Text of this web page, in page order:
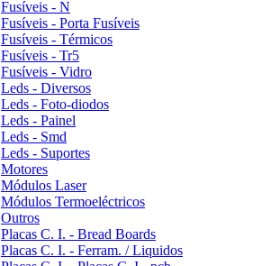
Fusíveis - N
Fusíveis - Porta Fusíveis
Fusíveis - Térmicos
Fusíveis - Tr5
Fusíveis - Vidro
Leds - Diversos
Leds - Foto-diodos
Leds - Painel
Leds - Smd
Leds - Suportes
Motores
Módulos Laser
Módulos Termoeléctricos
Outros
Placas C. I. - Bread Boards
Placas C. I. - Ferram. / Liquidos